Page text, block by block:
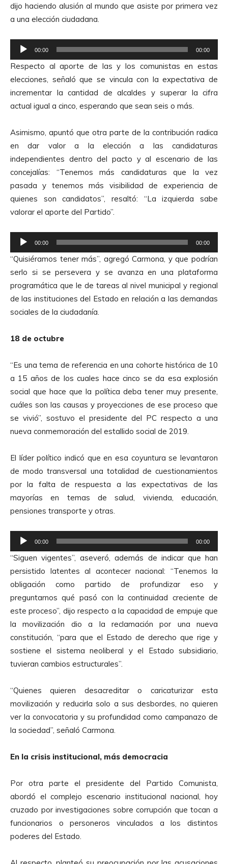
dijo haciendo alusión al mundo que asiste por primera vez
a una elección ciudadana.
e
p
r
o
d
c
t
o
r
d
e
A
u
i
o
00:00 00:00
Respecto al aporte de las y los comunistas en estas
elecciones, señaló que se vincula con la expectativa de
incrementar la cantidad de alcaldes y superar la cifra
actual igual a cinco, esperando que sean seis o más.
Asimismo, apuntó que otra parte de la contribución radica
en dar valor a la elección a las candidaturas
independientes dentro del pacto y al escenario de las
concejalías: “Tenemos más candidaturas que la vez
pasada y tenemos más visibilidad de experiencia de
quienes son candidatos”, resaltó: “La izquierda sabe
valorar el aporte del Partido”.
e
r
o
d
u
t
d
e
A
u
d
o
00:00 00:00
“Quisiéramos tener más”, agregó Carmona, y que podrían
serlo si se persevera y se avanza en una plataforma
programática que le de tareas al nivel municipal y regional
de las instituciones del Estado en relación a las demandas
sociales de la ciudadanía.
18 de octubre
“Es una tema de referencia en una cohorte histórica de 10
a 15 años de los cuales hace cinco se da esa explosión
social que hace que la política deba tener muy presente,
cuáles son las causas y proyecciones de ese proceso que
se vivió”, sostuvo el presidente del PC respecto a una
nueva conmemoración del estallido social de 2019.
El líder político indicó que en esa coyuntura se levantaron
de modo transversal una totalidad de cuestionamientos
por la falta de respuesta a las expectativas de las
mayorías en temas de salud, vivienda, educación,
pensiones transporte y otras.
e
p
r
o
d
u
c
t
o
r
A
u
d
o
00:00 00:00
“Siguen vigentes”, aseveró, además de indicar que han
persistido latentes al acontecer nacional: “Tenemos la
obligación como partido de profundizar eso y
preguntarnos qué pasó con la continuidad creciente de
este proceso”, dijo respecto a la capacidad de empuje que
la movilización dio a la reclamación por una nueva
constitución, “para que el Estado de derecho que rige y
sostiene el sistema neoliberal y el Estado subsidiario,
tuvieran cambios estructurales”.
“Quienes quieren desacreditar o caricaturizar esta
movilización y reducirla solo a sus desbordes, no quieren
ver la convocatoria y su profundidad como campanazo de
la sociedad”, señaló Carmona.
En la crisis institucional, más democracia
Por otra parte el presidente del Partido Comunista,
abordó el complejo escenario institucional nacional, hoy
cruzado por investigaciones sobre corrupción que tocan a
funcionarios o personeros vinculados a los distintos
poderes del Estado.